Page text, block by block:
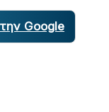
Google